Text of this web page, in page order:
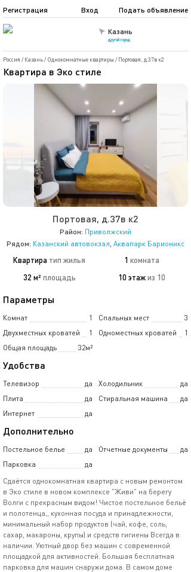
Казань
другой город
Подать объявление
Регистрация Вход
Россия / Казань/ Однокомнатные квартиры / Портовая, д.37в к2
Квартира в Эко стиле
Портовая, д.37в к2
Район: Приволжский
Рядом: Казанский автовокзал, Аквапарк Барионикс
Квартира тип жилья 1 комната
32 м² площадь 10 этажиз 10
Параметры
Комнат 1 Спальных мест
3
Двухместных кроватей
1 Одноместных кроватей
1
Общая площадь
32м²
Удобства
Телевизор да Холодильник
да
Плита
да Стиральная машина
да
Интернет
да
Дополнительно
Постельное белье да Отчетные документы
да
Парковка
да
Сдаётся однокомнатная квартира с новым ремонтом
в Эко стиле в новом комплексе "Живи" на берегу
Волги с прекрасным видом! Чистое постельное бельё
и полотенца,, кухонная посуда и принадлежности,
минимальный набор продуктов (чай, кофе, соль,
сахар, макароны, крупы) и средств гигиены Всегда в
наличии. Уютный двор без машин с современной
площадкой для активностей. Большая бесплатная
парковка для машин снаружи дома. В самом доме